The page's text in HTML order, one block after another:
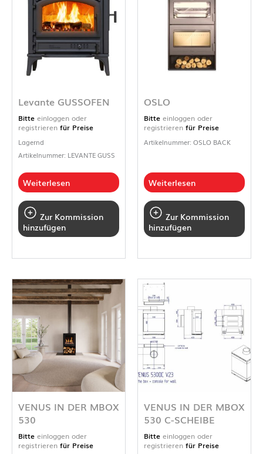
Levante GUSSOFEN
Bitte einloggen oder
registrieren für Preise
Lagernd
Artikelnummer: LEVANTE GUSS
Weiterlesen
Zur Kommission
hinzufügen
OSLO
Bitte einloggen oder
registrieren für Preise
Artikelnummer: OSLO BACK
Weiterlesen
Zur Kommission
hinzufügen
VENUS IN DER MBOX
530
Bitte einloggen oder
registrieren für Preise
VENUS IN DER MBOX
530 C-SCHEIBE
Bitte einloggen oder
registrieren für Preise